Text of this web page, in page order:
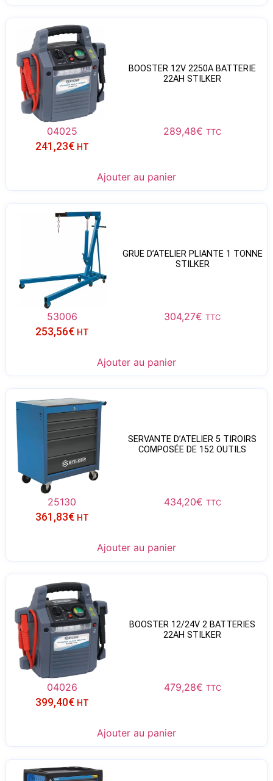
BOOSTER 12V 2250A BATTERIE
22AH STILKER
04025 289,48€ TTC
241,23€ HT
Ajouter au panier
GRUE D’ATELIER PLIANTE 1 TONNE
STILKER
53006 304,27€ TTC
253,56€ HT
Ajouter au panier
SERVANTE D’ATELIER 5 TIROIRS
COMPOSÉE DE 152 OUTILS
25130 434,20€ TTC
361,83€ HT
Ajouter au panier
BOOSTER 12/24V 2 BATTERIES
22AH STILKER
04026 479,28€ TTC
399,40€ HT
Ajouter au panier